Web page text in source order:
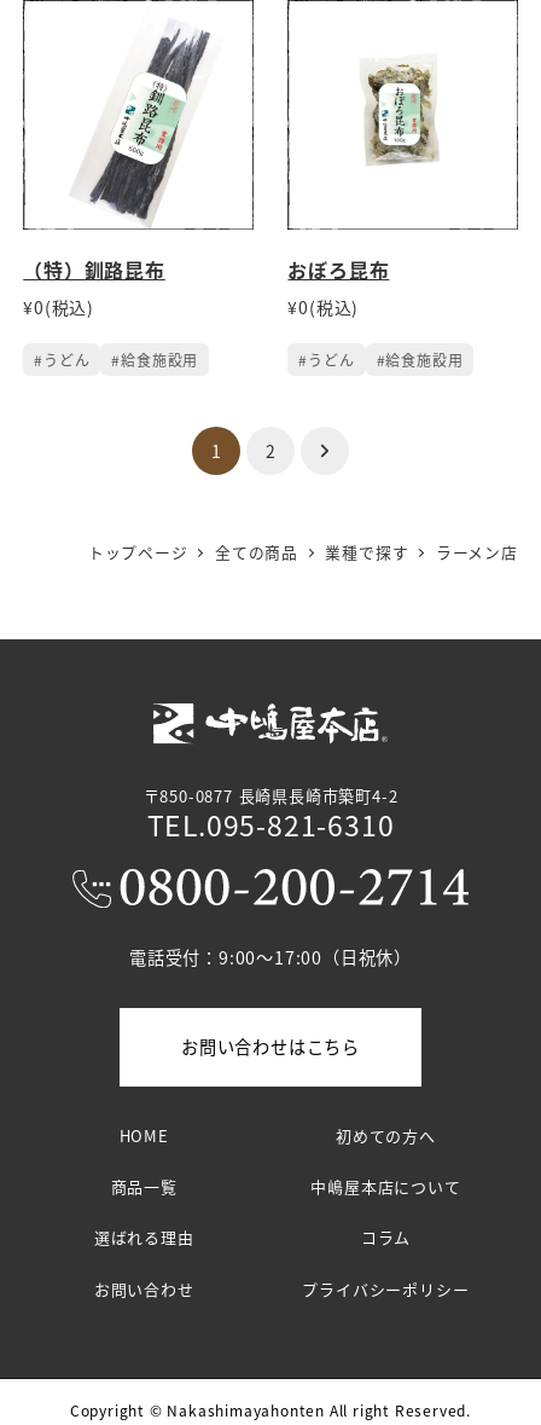
（特）釧路昆布
¥0(税込)
#うどん #給食施設用
おぼろ昆布
¥0(税込)
#うどん #給食施設用
ゲ
1 2
トップページ 全ての商品 業種で探す ラーメン店
〒850-0877 長崎県長崎市築町4-2
TEL.095-821-6310
電話受付：9:00～17:00（日祝休）
お問い合わせはこちら
HOME 初めての方へ
商品一覧 中嶋屋本店について
選ばれる理由 コラム
お問い合わせ プライバシーポリシー
Copyright © Nakashimayahonten All right Reserved.